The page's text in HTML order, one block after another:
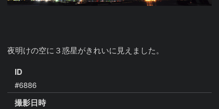
夜明けの空に３惑星がきれいに見えました。
ID
#6886
撮影日時